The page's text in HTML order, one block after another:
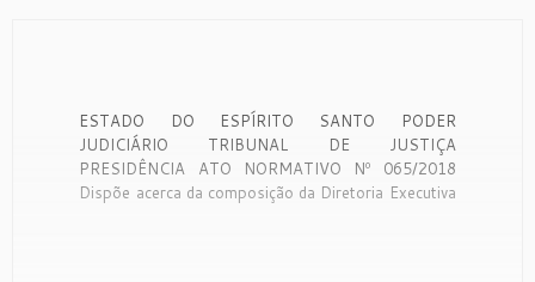
ESTADO DO ESPÍRITO SANTO PODER
JUDICIÁRIO TRIBUNAL DE JUSTIÇA
PRESIDÊNCIA ATO NORMATIVO Nº 065/2018
Dispõe acerca da composição da Diretoria Executiva